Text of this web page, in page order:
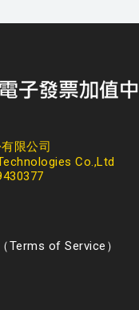
限公司
Co.,Ltd
Terms of Service）